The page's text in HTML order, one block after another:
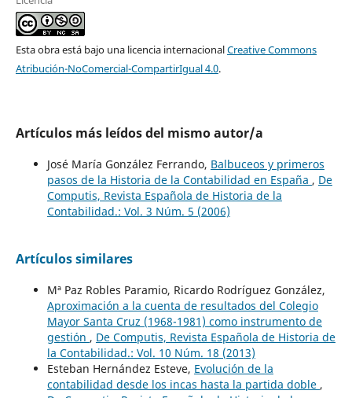
Esta obra está bajo una licencia internacionalCreative Commons
Atribución-NoComercial-CompartirIgual 4.0.
Artículos más leídos del mismo autor/a
José María González Ferrando, Balbuceos y primeros
pasos de la Historia de la Contabilidad en España , De
Computis, Revista Española de Historia de la
Contabilidad.: Vol. 3 Núm. 5 (2006)
Artículos similares
Mª Paz Robles Paramio, Ricardo Rodríguez González,
Aproximación a la cuenta de resultados del Colegio
Mayor Santa Cruz (1968-1981) como instrumento de
gestión , De Computis, Revista Española de Historia de
la Contabilidad.: Vol. 10 Núm. 18 (2013)
Esteban Hernández Esteve, Evolución de la
contabilidad desde los incas hasta la partida doble ,